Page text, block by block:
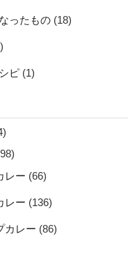
ったもの (18)
ピ (1)
レー (66)
レー (136)
カレー (86)